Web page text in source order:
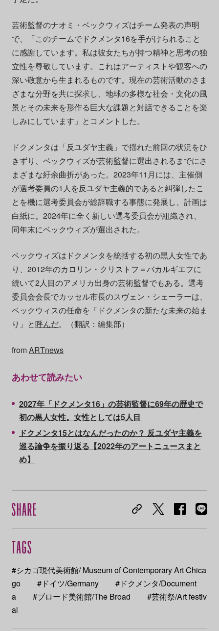
芸術監督のナオミ・ベックウィズはチーム発表の声明
で、「このチームでドクメンタ16を手がけられること
に感謝しています。私は彼女たちが持つ精神と思考の独
立性を尊敬しています。これはアーティストや観客への
深い敬意から生まれるものです。現在の芸術活動のさま
ざまな分野を共に探求し、地球の多様な社会・文化の風
景とその未来を形作る巨大な課題と対話できることを楽
しみにしています」とコメントした。
ドクメンタは「反ユダヤ主義」で揺れた前回の状況をひ
きずり、ベックウィズが芸術監督に選出されるまでにさ
まざまな紆余曲折があった。2023年11月には、主催側
が選考委員の1人を反ユダヤ主義的であると糾弾したこ
とを機に選考委員会が総辞職する事態に発展し、計画は
白紙に。2024年に全く新しい選考委員会が組織され、
同年末にベックウィズが選出された。
ベックウィズはドクメンタを統括する初の黒人女性であ
り、2012年のカロリン・クリストフ＝バカルギエフに
続いて2人目のアメリカ出身の芸術監督でもある。選考
委員会会長でカッセル市長のスヴェン・シェーラーは、
ベックウィスの任命を「ドクメンタの新たな未来の始ま
り」と呼んだ。（翻訳：編集部）
fromARTnews
あわせて読みたい
2027年「ドクメンタ16」の芸術監督に69年の歴史で
初の黒人女性。女性としては5人目
ドクメンタ15とはなんだったのか？ 反ユダヤ主義を
巡る論争を振り返る【2022年のアートニュースまと
め】
#シカゴ現代美術館/ Museum of Contemporary Art Chica
go
#ドイツ/Germany
#ドクメンタ/Document
a
#ブロード美術館/The Broad
#芸術祭/Art festiv
al